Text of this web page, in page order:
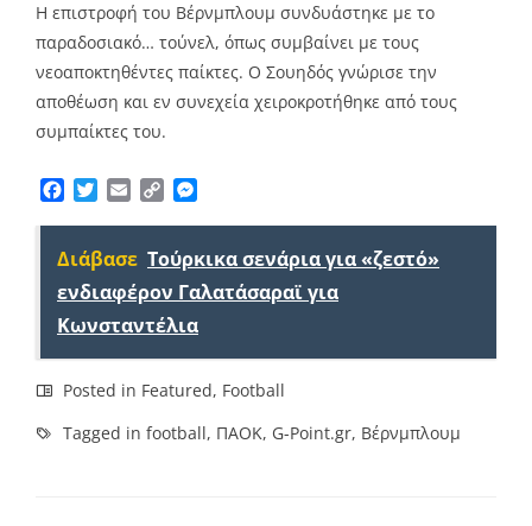
Η επιστροφή του Βέρνμπλουμ συνδυάστηκε με το
παραδοσιακό… τούνελ, όπως συμβαίνει με τους
νεοαποκτηθέντες παίκτες. Ο Σουηδός γνώρισε την
αποθέωση και εν συνεχεία χειροκροτήθηκε από τους
συμπαίκτες του.
Facebook
TwitterEmailCopy
Διάβασε Τούρκικα σενάρια για «ζεστό»
ενδιαφέρον Γαλατάσαραϊ για
Κωνσταντέλια
Posted in Featured, Football
Tagged in football, ΠΑΟΚ, G-Point.gr, Βέρνμπλουμ